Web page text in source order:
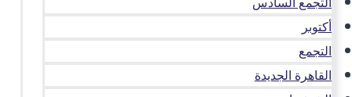
أكتوبر
التجمع
القاهرة الجديدة